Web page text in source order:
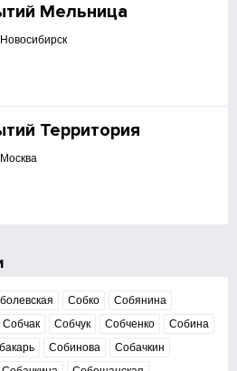
Мельница
Территория
Собко
Собянина
Собчак Собчук Собченко
Собина
Собинова
Собачкин